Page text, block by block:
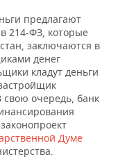
предлагают
214-ФЗ, которые
заключаются в
денег
кладут деньги
свою очередь, банк
Думе